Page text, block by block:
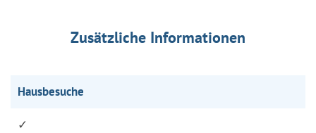
Zusätzliche Informationen
Hausbesuche
✓